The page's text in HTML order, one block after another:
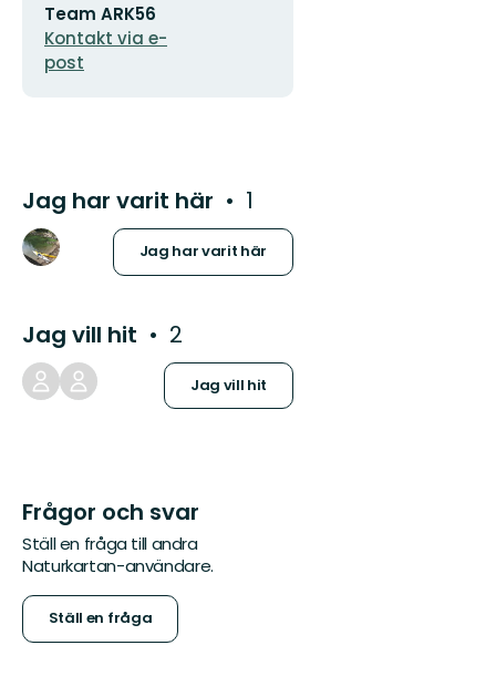
postadress
Team ARK56
Kontakt via e-
post
Jag har varit här 1
Jag har varit här
Jag vill hit 2
Jag vill hit
Frågor och svar
Ställ en fråga till andra
Naturkartan-användare.
Ställ en fråga